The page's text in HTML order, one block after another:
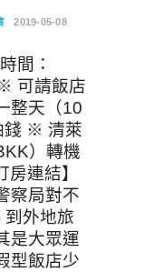
2019-05-08
間：
可請飯店
整天（10
錢 ※ 清萊
）轉機
房連結】
察局對不
外地旅
是大眾運
型飯店少